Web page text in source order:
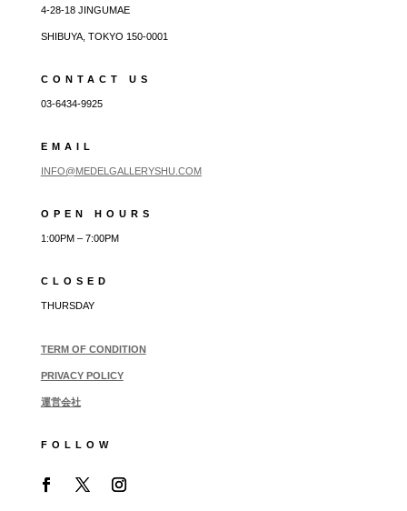
4-28-18 JINGUMAE
SHIBUYA, TOKYO 150-0001
CONTACT US
03-6434-9925
EMAIL
INFO@MEDELGALLERYSHU.COM
OPEN HOURS
1:00PM – 7:00PM
CLOSED
THURSDAY
TERM OF CONDITION
PRIVACY POLICY
運営会社
FOLLOW